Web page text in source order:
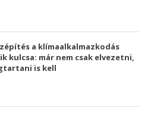
a klímaalkalmazkodás
kulcsa: már nem csak elvezetni,
is kell